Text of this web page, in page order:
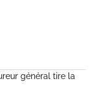
général tire la